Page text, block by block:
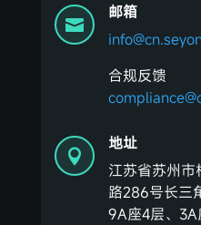

邮箱
合规反馈

地址
江苏省苏州
路286号长三
9A座4层、3A